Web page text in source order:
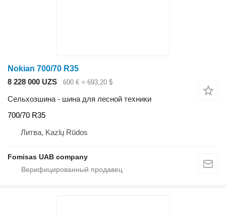
Nokian 700/70 R35
8 228 000 UZS
600 € ≈ 693,20 $
Сельхозшина - шина для лесной техники
700/70 R35
Литва, Kazlų Rūdos
Fomisas UAB company